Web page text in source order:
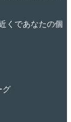
くであなたの個
グ